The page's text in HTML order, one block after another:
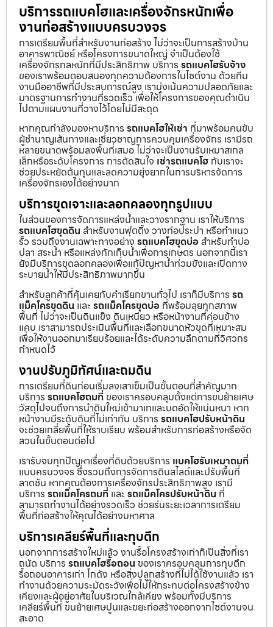
บริการรถแบคโฮและเครื่องจักรหนักเพื่อ
งานก่อสร้างแบบครบวงจร
การเตรียมพื้นที่สำหรับงานก่อสร้าง ไม่ว่าจะเป็นการสร้างบ้าน
อาคารพาณิชย์ หรือโครงการขนาดใหญ่ จำเป็นต้องใช้
เครื่องจักรกลหนักที่มีประสิทธิภาพ บริการ รถแบคโฮรับจ้าง
ของเราพร้อมตอบสนองทุกความต้องการในไซต์งาน ด้วยทีม
งานมืออาชีพที่มีประสบการณ์สูง เรามุ่งเน้นความปลอดภัยและ
มาตรฐานการทำงานที่รวดเร็ว เพื่อให้โครงการของคุณดำเนิน
ไปตามแผนงานที่วางไว้โดยไม่มีสะดุด
หากคุณกำลังมองหาบริการ รถแบคโฮให้เช่า ที่มาพร้อมคนขับ
ผู้ชำนาญเส้นทางและเชี่ยวชาญการควบคุมเครื่องจักร เรามีรถ
หลายขนาดพร้อมลงพื้นที่เสมอ ไม่ว่าจะเป็นงานรับเหมาสเกล
เล็กหรือระดับโครงการ การตัดสินใจ เช่ารถแบคโฮ กับเราจะ
ช่วยประหยัดต้นทุนและลดความยุ่งยากในการบริหารจัดการ
เครื่องจักรเองได้อย่างมาก
บริการขุดเจาะและลอกคลองทุกรูปแบบ
ในส่วนของการจัดการแหล่งน้ำและวางรากฐาน เราให้บริการ
รถแบคโฮขุดดิน สำหรับงานฟุตติ้ง วางท่อประปา หรือทำแนว
รั้ว รวมถึงงานเฉพาะทางอย่าง รถแบคโฮขุดบ่อ สำหรับทำบ่อ
ปลา สระน้ำ หรือแหล่งกักเก็บน้ำเพื่อการเกษตร นอกจากนี้เรา
ยังมีบริการขุดลอกคลองเพื่อแก้ปัญหาน้ำท่วมขังและเปิดทาง
ระบายน้ำให้มีประสิทธิภาพมากขึ้น
สำหรับลูกค้าที่คุ้นเคยกับคำเรียกขานทั่วไป เราก็มีบริการ รถ
แม็คโครขุดดิน และ รถแม็คโครขุดบ่อ ที่พร้อมลุยทุกสภาพ
พื้นที่ ไม่ว่าจะเป็นดินแข็ง ดินเหนียว หรือหน้างานที่ค่อนข้าง
แคบ เราสามารถประเมินพื้นที่และเลือกขนาดหัวขุดที่เหมาะสม
เพื่อให้งานออกมาเรียบร้อยและได้ระดับความลึกตามที่วิศวกร
กำหนดไว้
งานปรับภูมิทัศน์และถมดิน
การเตรียมที่ดินก่อนเริ่มลงเสาเข็มเป็นขั้นตอนที่สำคัญมาก
บริการ รถแบคโฮถมที่ ของเราครอบคลุมตั้งแต่การขนย้ายเศษ
วัสดุไปจนถึงการนำดินใหม่เข้ามาเทและบดอัดให้แน่นหนา หาก
หน้างานมีระดับดินที่ไม่เท่ากัน บริการ รถแบคโฮปรับหน้าดิน
จะช่วยเกลี่ยพื้นที่ให้ราบเรียบ พร้อมสำหรับการก่อสร้างหรือจัด
สวนในขั้นตอนต่อไป
เรารับจบทุกปัญหาเรื่องที่ดินด้วยบริการ แบคโฮรับเหมาถมที่
แบบครบวงจร ซึ่งรวมถึงการจัดการดินสไลด์และปรับพื้นที่
ลาดชัน หากคุณต้องการเครื่องจักรประสิทธิภาพสูง เรามี
บริการ รถแม็คโครถมที่ และ รถแม็คโครปรับหน้าดิน ที่
สามารถทำงานได้อย่างรวดเร็ว ช่วยร่นระยะเวลาการเตรียม
พื้นที่ก่อสร้างให้คุณได้อย่างมหาศาล
บริการเคลียร์พื้นที่และทุบตึก
นอกจากการสร้างใหม่แล้ว งานรื้อโครงสร้างเก่าก็เป็นสิ่งที่เรา
ถนัด บริการ รถแบคโฮรื้อถอน ของเราครอบคลุมการทุบตึก
รื้อถอนอาคารเก่า โกดัง หรือสิ่งปลูกสร้างที่ไม่ได้ใช้งานแล้ว เรา
ทำงานด้วยความระมัดระวังเพื่อไม่ให้กระทบต่อโครงสร้างข้าง
เคียงและผู้อยู่อาศัยในบริเวณใกล้เคียง พร้อมทั้งมีบริการ
เคลียร์พื้นที่ ขนย้ายเศษปูนและขยะก่อสร้างออกจากไซต์งานจน
สะอาด